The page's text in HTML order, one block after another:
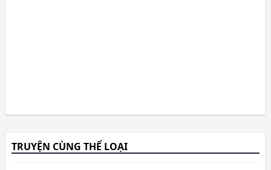
TRUYỆN CÙNG THỂ LOẠI